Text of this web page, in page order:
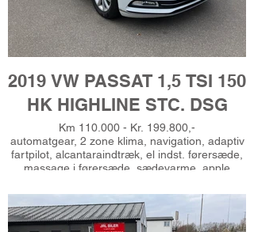
2019 VW PASSAT 1,5 TSI 150
HK HIGHLINE STC. DSG
Km 110.000 - Kr. 199.800,-
automatgear, 2 zone klima, navigation, adaptiv
fartpilot, alcantaraindtræk, el indst. førersæde,
massage i førersæde, sædevarme, apple
bluetooth, håndfrit til mobil, dab radio, usb-a
tilslutning, aux tilslutning, regnsensor,
skiltegenkendelse, vognbaneassistent,